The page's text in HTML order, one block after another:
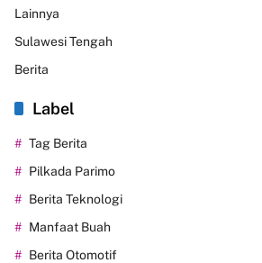
Lainnya
Sulawesi Tengah
Berita
Label
Tag Berita
Pilkada Parimo
Berita Teknologi
Manfaat Buah
Berita Otomotif